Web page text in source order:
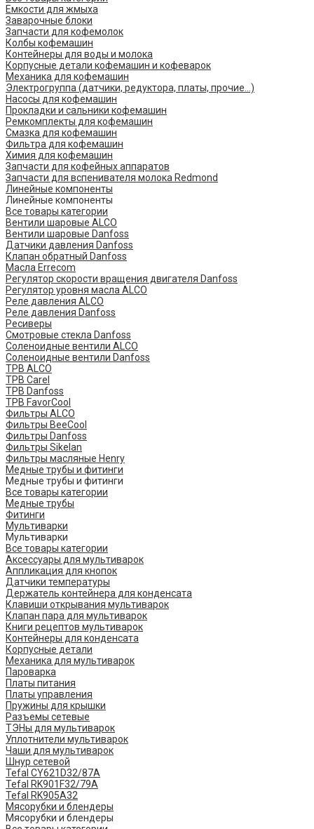
Емкости для жмыха
Заварочные блоки
Запчасти для кофемолок
Колбы кофемашин
Контейнеры для воды и молока
Корпусные детали кофемашин и кофеварок
Механика для кофемашин
Электрогруппа (датчики, редуктора, платы, прочие...)
Насосы для кофемашин
Прокладки и сальники кофемашин
Ремкомплекты для кофемашин
Смазка для кофемашин
Фильтра для кофемашин
Химия для кофемашин
Запчасти для кофейных аппаратов
Запчасти для вспенивателя молока Redmond
Линейные компоненты
Линейные компоненты
Все товары категории
Вентили шаровые ALCO
Вентили шаровые Danfoss
Датчики давления Danfoss
Клапан обратный Danfoss
Масла Errecom
Регулятор скорости вращения двигателя Danfoss
Регулятор уровня масла ALCO
Реле давления ALCO
Реле давления Danfoss
Ресиверы
Смотровые стекла Danfoss
Соленоидные вентили ALCO
Соленоидные вентили Danfoss
ТРВ ALCO
ТРВ Carel
ТРВ Danfoss
ТРВ FavorCool
Фильтры ALCO
Фильтры BeeCool
Фильтры Danfoss
Фильтры Sikelan
Фильтры масляные Henry
Медные трубы и фитинги
Медные трубы и фитинги
Все товары категории
Медные трубы
Фитинги
Мультиварки
Мультиварки
Все товары категории
Аксессуары для мультиварок
Аппликация для кнопок
Датчики температуры
Держатель контейнера для конденсата
Клавиши открывания мультиварок
Клапан пара для мультиварок
Книги рецептов мультиварок
Контейнеры для конденсата
Корпусные детали
Механика для мультиварок
Пароварка
Платы питания
Платы управления
Пружины для крышки
Разъемы сетевые
ТЭНы для мультиварок
Уплотнители мультиварок
Чаши для мультиварок
Шнур сетевой
Tefal CY621D32/87A
Tefal RK901F32/79A
Tefal RK905A32
Мясорубки и блендеры
Мясорубки и блендеры